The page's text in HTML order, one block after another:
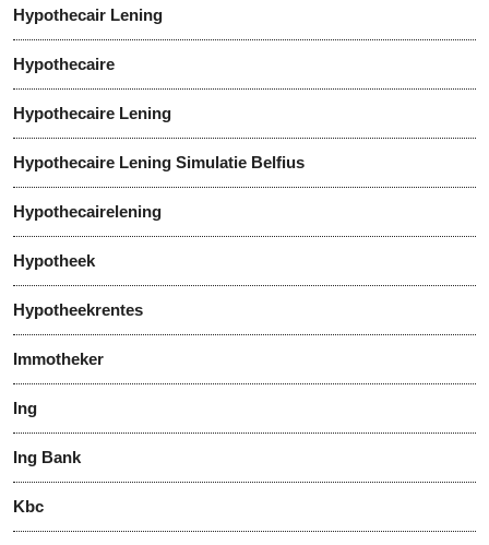
Hypothecair Lening
Hypothecaire
Hypothecaire Lening
Hypothecaire Lening Simulatie Belfius
Hypothecairelening
Hypotheek
Hypotheekrentes
Immotheker
Ing
Ing Bank
Kbc